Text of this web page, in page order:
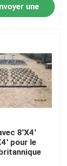
une
8'X4'
pour le